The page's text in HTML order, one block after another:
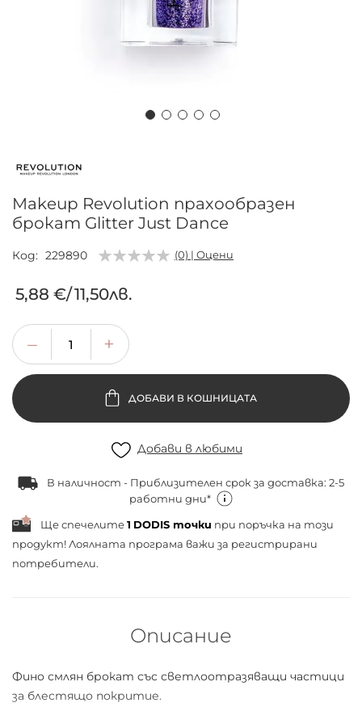
началото
галерия
със
снимки
Makeup Revolution прахообразен
брокат Glitter Just Dance
Код 229890 (0) | Оцени
5,88 €/11,50лв.
ДОБАВИ В КОШНИЦАТА
Добави в любими
В наличност - Приблизителен срок за доставка: 2-5
работни дни*
Ще спечелите1 DODIS точки при поръчка на този
продукт! Лоялната програма важи за регистрирани
потребители.
Описание
Фино смлян брокат със светлоотразяващи частици
за блестящо покритие.